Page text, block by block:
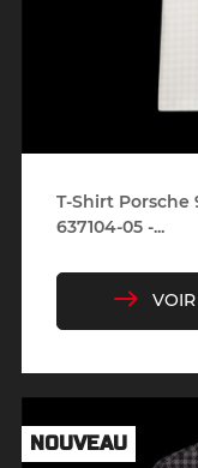
T-Shirt Porsche
637104-05 -...
NOUVEAU